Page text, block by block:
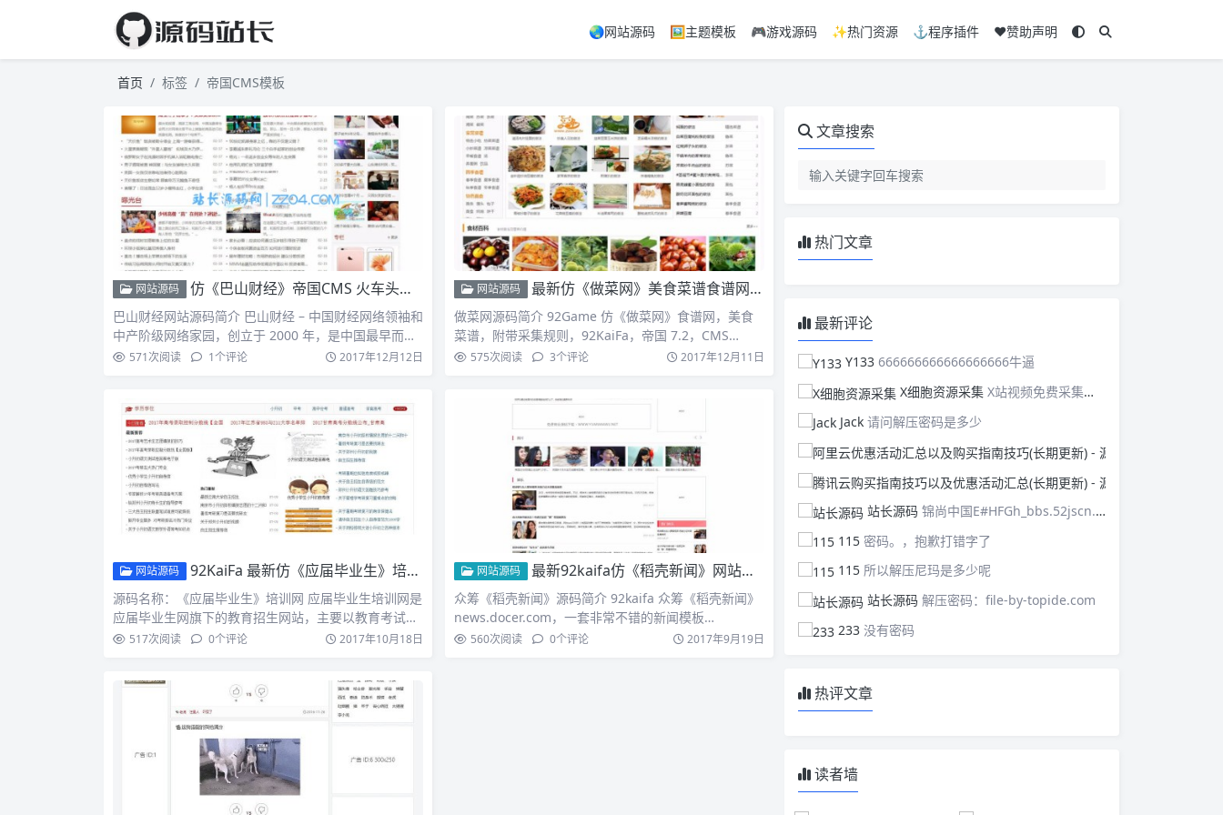
🌏网站源码 🖼️主题模板 🎮游戏源码 ✨热门资源 ⚓程序插件 ❤️赞助声明
首页 标签 帝国CMS模板
网站源码 仿《巴山财经》帝国CMS 火车头采集 附带手机版 价值600元
巴山财经网站源码简介 巴山财经 – 中国财经网络领袖和
中产阶级网络家园，创立于 2000 年，是中国最早而且
最…571次阅读 1个评论 2017年12月12日
网站源码 最新仿《做菜网》美食菜谱食谱网源码 附带采集规则92KaiFa 帝国CMS7.2模板完整源码
做菜网源码简介 92Game 仿《做菜网》食谱网，美食
菜谱，附带采集规则，92KaiFa，帝国 7.2，CMS…
575次阅读 3个评论 2017年12月11日
网站源码 92KaiFa 最新仿《应届毕业生》培训网 帝国CMS 带手机版
源码名称：《应届毕业生》培训网 应届毕业生培训网是
应届毕业生网旗下的教育招生网站，主要以教育考试资
讯、找课程、…
517次阅读 0个评论 2017年10月18日
网站源码 最新92kaifa仿《稻壳新闻》网站模板 帝国CMS版源码 带火车头采集
众筹《稻壳新闻》源码简介 92kaifa 众筹《稻壳新闻》
news.docer.com，一套非常不错的新闻模板…
560次阅读 0个评论 2017年9月19日
文章搜索
热门文章
最新评论
Y133 666666666666666666牛逼
X细胞资源采集 X站视频免费采集，可以适配此CMS，含免费模板。有需要的站长可以看看xxibaozyw.com
Jack 请问解压密码是多少
站长源码 锦尚中国E#HFGh_bbs.52jscn.comEYzhibo8
115 密码。，抱歉打错字了
115 所以解压尼玛是多少呢
站长源码 解压密码：file-by-topide.com
233 没有密码
热评文章
读者墙